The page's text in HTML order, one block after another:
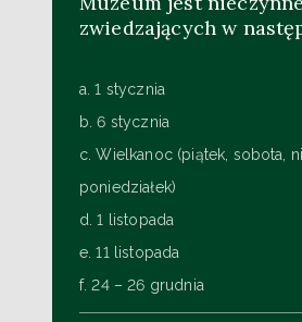
zwiedzających w
a. 1 stycznia
b. 6 stycznia
c. Wielkanoc (piątek, sobota,
poniedziałek)
d. 1 listopada
e. 11 listopada
f. 24 – 26 grudnia